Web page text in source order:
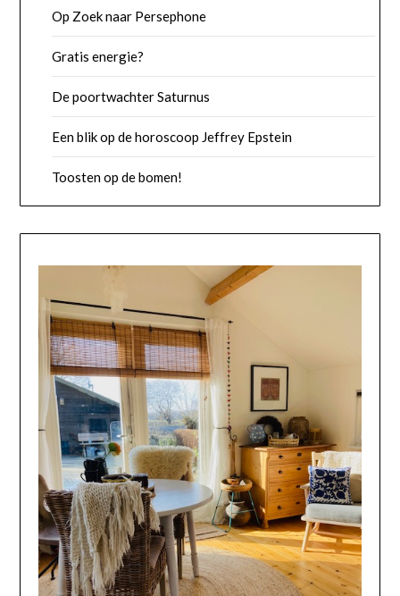
Op Zoek naar Persephone
Gratis energie?
De poortwachter Saturnus
Een blik op de horoscoop Jeffrey Epstein
Toosten op de bomen!